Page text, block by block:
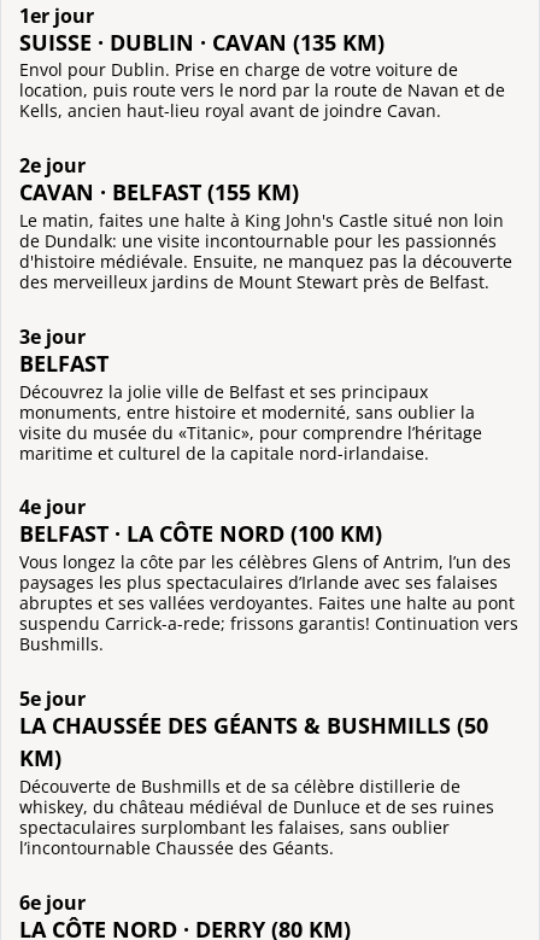
1er jour
SUISSE · DUBLIN · CAVAN (135 KM)
Envol pour Dublin. Prise en charge de votre voiture de
location, puis route vers le nord par la route de Navan et de
Kells, ancien haut-lieu royal avant de joindre Cavan.
2e jour
CAVAN · BELFAST (155 KM)
Le matin, faites une halte à King John's Castle situé non loin
de Dundalk: une visite incontournable pour les passionnés
d'histoire médiévale. Ensuite, ne manquez pas la découverte
des merveilleux jardins de Mount Stewart près de Belfast.
3e jour
BELFAST
Découvrez la jolie ville de Belfast et ses principaux
monuments, entre histoire et modernité, sans oublier la
visite du musée du «Titanic», pour comprendre l’héritage
maritime et culturel de la capitale nord-irlandaise.
4e jour
BELFAST · LA CÔTE NORD (100 KM)
Vous longez la côte par les célèbres Glens of Antrim, l’un des
paysages les plus spectaculaires d’Irlande avec ses falaises
abruptes et ses vallées verdoyantes. Faites une halte au pont
suspendu Carrick-a-rede; frissons garantis! Continuation vers
Bushmills.
5e jour
LA CHAUSSÉE DES GÉANTS & BUSHMILLS (50
KM)
Découverte de Bushmills et de sa célèbre distillerie de
whiskey, du château médiéval de Dunluce et de ses ruines
spectaculaires surplombant les falaises, sans oublier
l’incontournable Chaussée des Géants.
6e jour
LA CÔTE NORD · DERRY (80 KM)